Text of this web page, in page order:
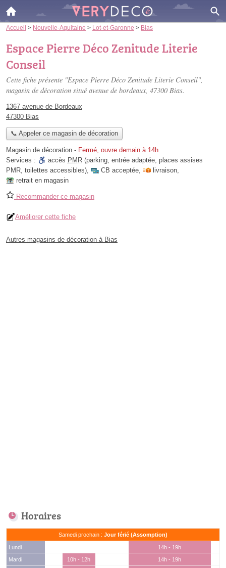
Accueil > Nouvelle-Aquitaine > Lot-et-Garonne > Bias
Espace Pierre Déco Zenitude Literie
Conseil
Cette fiche présente "Espace Pierre Déco Zenitude Literie Conseil",
magasin de décoration situé avenue de bordeaux, 47300 Bias.
1367 avenue de Bordeaux
47300 Bias
📞 Appeler ce magasin de décoration
Magasin de décoration - Fermé, ouvre demain à 14h
Services :
accès PMR (parking, entrée adaptée, places assises
PMR, toilettes accessibles), CB acceptée, livraison,
retrait en magasin
Recommander ce magasin
Améliorer cette fiche
Autres magasins de décoration à Bias
Horaires
Samedi prochain : Jour férié (Assomption)
Lundi
14h - 19h
Mardi
10h - 12h
14h - 19h